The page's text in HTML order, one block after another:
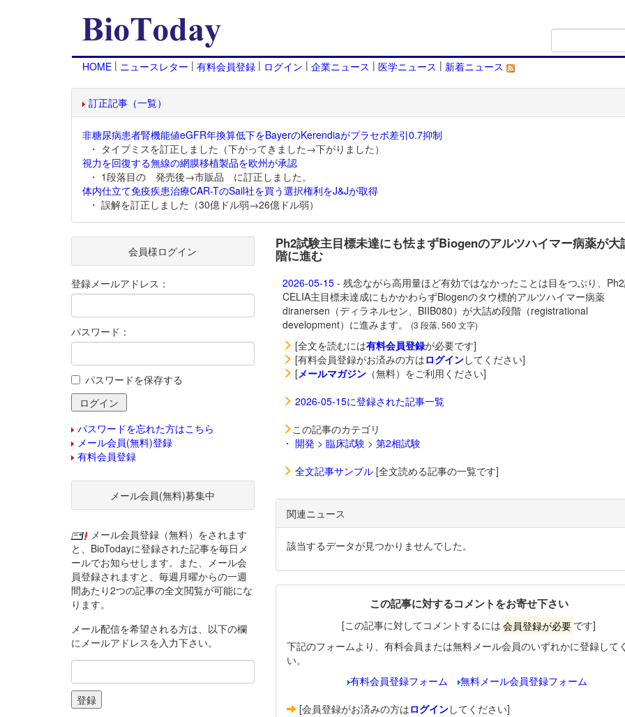
HOME | ニュースレター | 有料会員登録 | ログイン | 企業ニュース | 医学ニュース | 新着ニュース
訂正記事（一覧）
非糖尿病患者腎機能値eGFR年換算低下をBayerのKerendiaがプラセボ差引0.7抑制
・ タイプミスを訂正しました（下がってきました→下がりました）
視力を回復する無線の網膜移植製品を欧州が承認
・ 1段落目の 発売後→市販品 に訂正しました。
体内仕立て免疫疾患治療CAR-TのSail社を買う選択権利をJ&Jが取得
・ 誤解を訂正しました（30億ドル弱→26億ドル弱）
Ph2試験主目標未達にも怯まずBiogenのアルツハイマー病薬が大
階に進む
2026-05-15- 残念ながら高用量ほど有効ではなかったことは目をつぶり、
CELIA主目標未達成にもかかわらずBiogenのタウ標的アルツハイマー病薬
diranersen（ディラネルセン、BIIB080）が大詰め段階（registrational
development）に進みます。
(3 段落, 560 文字)
[全文を読むには有料会員登録が必要です]
[有料会員登録がお済みの方はログインしてください]
[メールマガジン（無料）をご利用ください]
2026-05-15に登録された記事一覧
この記事のカテゴリ
・ 開発 > 臨床試験> 第2相試験
全文記事サンプル[全文読める記事の一覧です]
関連ニュース
該当するデータが見つかりませんでした。
この記事に対するコメントをお寄せ下さい
[この記事に対してコメントするには 会員登録が必要 です]
下記のフォームより、有料会員または無料メール会員のいずれかに登録して
い。
有料会員登録フォーム
無料メール会員登録フォーム
[会員登録がお済みの方はログインしてください]
会員様ログイン
登録メールアドレス：
パスワード：
パスワードを保存する
パスワードを忘れた方はこちら
メール会員(無料)登録
有料会員登録
メール会員(無料)募集中
メール会員登録（無料）をされます
と、BioTodayに登録された記事を毎日メ
ールでお知らせします。また、メール会
員登録されますと、毎週月曜からの一週
間あたり2つの記事の全文閲覧が可能にな
ります。
メール配信を希望される方は、以下の欄
にメールアドレスを入力下さい。